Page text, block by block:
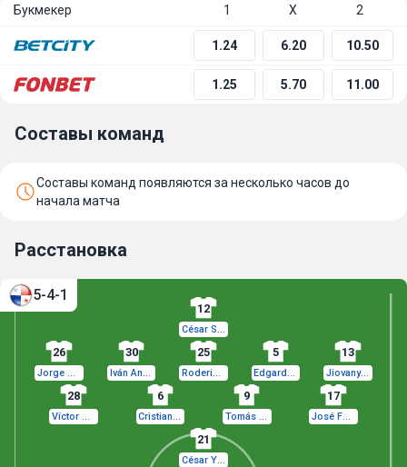
Букмекер 1 Х 2
1.24 6.20 10.50
1.25 5.70 11.00
Составы команд
Составы команд появляются за несколько часов до
начала матча
Расстановка
12
César Samudio
13
Jiovany Ramos
5
Edgardo Fariña
25
Roderick Miller
30
Iván Anderson
26
Jorge Gutiérrez
17
José Fajardo
9
Tomás Rodríguez
6
Cristian Martínez
28
Víctor Griffith
21
César Yanis
5-4-1